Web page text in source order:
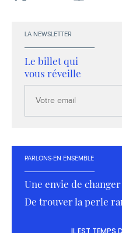
LA NEWSLETTER
Le billet qui
vous réveille
email
PARLONS-EN ENSEMBLE
Une envie de
De trouver la perle